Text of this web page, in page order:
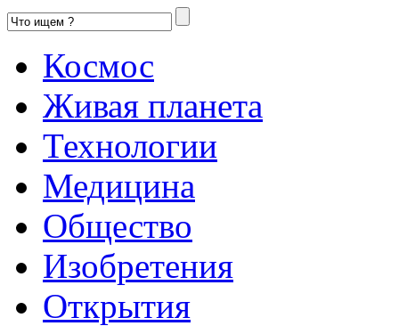
Космос
Живая планета
Технологии
Медицина
Общество
Изобретения
Открытия